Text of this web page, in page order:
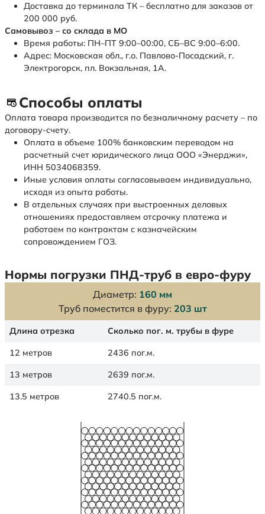
Доставка до терминала ТК – бесплатно для заказов от
200 000 руб.
Самовывоз – со склада в МО
Время работы: ПН–ПТ 9:00–00:00, СБ–ВС 9:00–6:00.
Адрес: Московская обл., г.о. Павлово-Посадский, г.
Электрогорск, пл. Вокзальная, 1А.
Способы оплаты
Оплата товара производится по безналичному расчету – по
договору-счету.
Оплата в объеме 100% банковским переводом на
расчетный счет юридического лица ООО «Энерджи»,
ИНН 5034068359.
Иные условия оплаты согласовываем индивидуально,
исходя из опыта работы.
В отдельных случаях при выстроенных деловых
отношениях предоставляем отсрочку платежа и
работаем по контрактам с казначейским
сопровождением ГОЗ.
Нормы погрузки ПНД-труб в евро-фуру
Диаметр: 160 мм
Труб поместится в фуру: 203 шт
Длина отрезка Сколько пог. м. трубы в фуре
12 метров 2436 пог.м.
13 метров 2639 пог.м.
13.5 метров 2740.5 пог.м.